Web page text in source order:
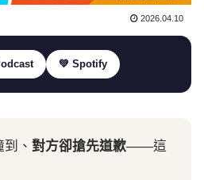
2026.04.10
💚 Spotify
、 對方卻搶先道歉——這